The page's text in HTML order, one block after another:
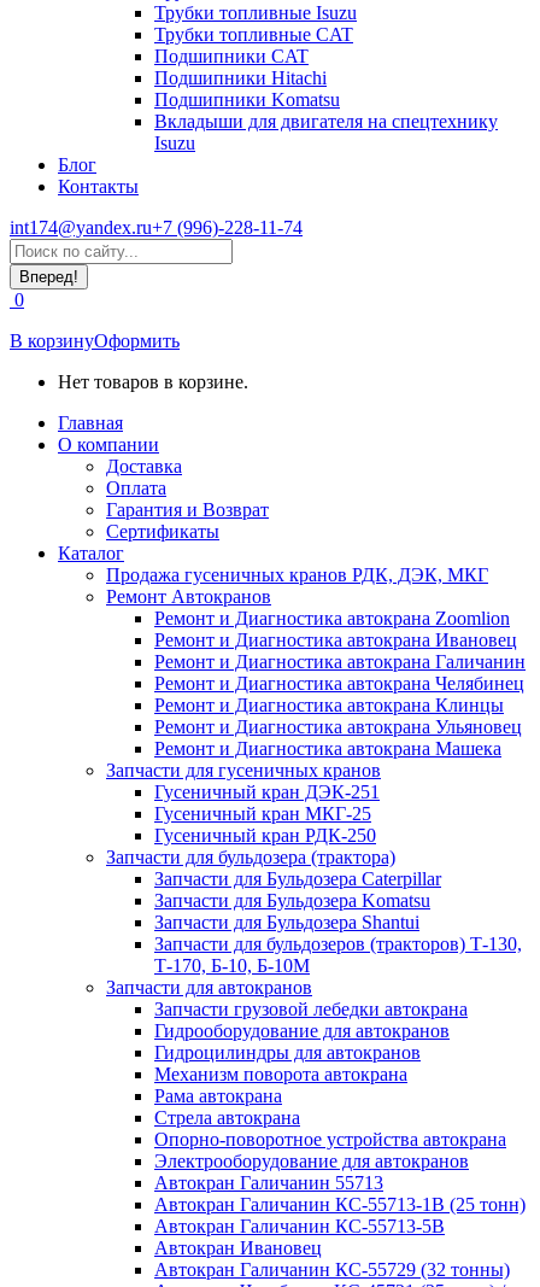
Трубки топливные Isuzu
Трубки топливные CAT
Подшипники CAT
Подшипники Hitachi
Подшипники Komatsu
Вкладыши для двигателя на спецтехнику
Isuzu
Блог
Контакты
int174@yandex.ru+7 (996)-228-11-74
Страница
WhatsApp
открывается
в
новом
окне
Поиск:
0
В корзинуОформить
Нет товаров в корзине.
Главная
О компании
Доставка
Оплата
Гарантия и Возврат
Сертификаты
Каталог
Продажа гусеничных кранов РДК, ДЭК, МКГ
Ремонт Автокранов
Ремонт и Диагностика автокрана Zoomlion
Ремонт и Диагностика автокрана Ивановец
Ремонт и Диагностика автокрана Галичанин
Ремонт и Диагностика автокрана Челябинец
Ремонт и Диагностика автокрана Клинцы
Ремонт и Диагностика автокрана Ульяновец
Ремонт и Диагностика автокрана Машека
Запчасти для гусеничных кранов
Гусеничный кран ДЭК-251
Гусеничный кран МКГ-25
Гусеничный кран РДК-250
Запчасти для бульдозера (трактора)
Запчасти для Бульдозера Caterpillar
Запчасти для Бульдозера Komatsu
Запчасти для Бульдозера Shantui
Запчасти для бульдозеров (тракторов) Т-130,
Т-170, Б-10, Б-10М
Запчасти для автокранов
Запчасти грузовой лебедки автокрана
Гидрооборудование для автокранов
Гидроцилиндры для автокранов
Механизм поворота автокрана
Рама автокрана
Стрела автокрана
Опорно-поворотное устройства автокрана
Электрооборудование для автокранов
Автокран Галичанин 55713
Автокран Галичанин КС-55713-1В (25 тонн)
Автокран Галичанин КС-55713-5В
Автокран Ивановец
Автокран Галичанин КС-55729 (32 тонны)